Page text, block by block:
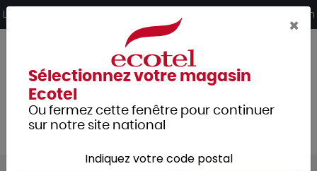
Livraison offerte dès 249€ HT d’achat et retrait 2h en magasin
×
Sélectionnez votre magasin
Ecotel
Ou fermez cette fenêtre pour continuer
sur notre site national
Indiquez votre code postal
Panneau de gestion des cookies